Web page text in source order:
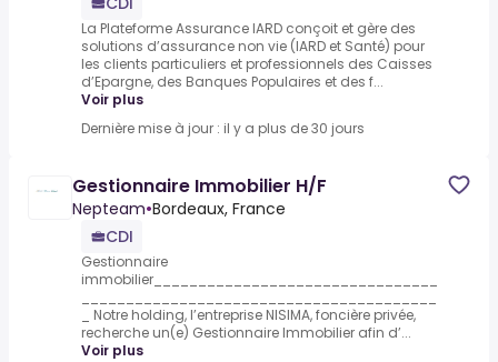
La Plateforme Assurance IARD conçoit et gère des
solutions d’assurance non vie (IARD et Santé) pour
les clients particuliers et professionnels des Caisses
d’Epargne, des Banques Populaires et des f...
Voir plus
Dernière mise à jour : il y a plus de 30 jours
Gestionnaire Immobilier H/F
Nepteam•Bordeaux, France
CDI
Gestionnaire
immobilier________________________________
_ Notre holding, l’entreprise NISIMA, foncière privée,
recherche un(e) Gestionnaire Immobilier afin d’...
Voir plus